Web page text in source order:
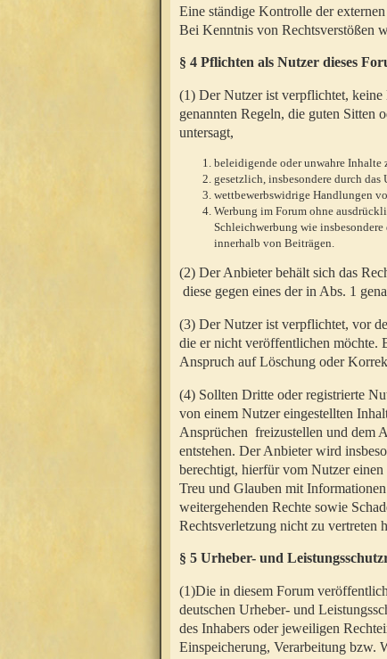
Eine ständige Kontrolle der
Bei Kenntnis von Rechtsverstößen
§ 4 Pflichten als Nutzer dieses
(1) Der Nutzer ist verpflichtet,
genannten Regeln, die guten Sitten
untersagt,
beleidigende oder unwahre Inhalte
gesetzlich, insbesondere durch
wettbewerbswidrige Handlungen
Werbung im Forum ohne
Schleichwerbung wie
innerhalb von Beiträgen.
(2) Der Anbieter behält sich das
diese gegen eines der in Abs. 1
(3) Der Nutzer ist verpflichtet, vor
die er nicht veröffentlichen möchte.
Anspruch auf Löschung oder
(4) Sollten Dritte oder registrierte
von einem Nutzer eingestellten
Ansprüchen freizustellen und dem
entstehen. Der Anbieter wird
berechtigt, hierfür vom Nutzer
Treu und Glauben mit
weitergehenden Rechte sowie
Rechtsverletzung nicht zu vertreten
§ 5 Urheber- und
(1)Die in diesem Forum
deutschen Urheber- und
des Inhabers oder jeweiligen
Einspeicherung, Verarbeitung bzw.